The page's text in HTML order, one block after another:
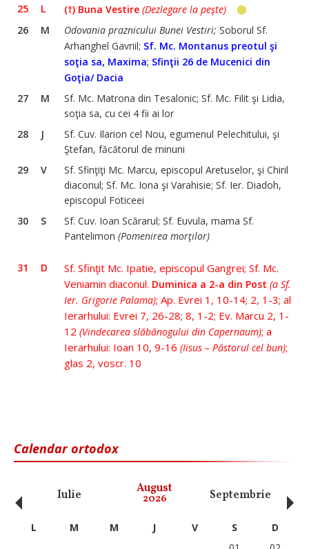
25 L (†) Buna Vestire (Dezlegare la peşte)
26
M Odovania praznicului Bunei Vestiri; Soborul Sf.
Arhanghel Gavriil; Sf. Mc. Montanus preotul şi
soţia sa, Maxima; Sfinţii 26 de Mucenici din
Goţia/ Dacia
27
M
Sf. Mc. Matrona din Tesalonic; Sf. Mc. Filit şi Lidia,
soţia sa, cu cei 4 fii ai lor
28
J
Sf. Cuv. Ilarion cel Nou, egumenul Pelechitului, şi
Ştefan, făcătorul de minuni
29
V
Sf. Sfinţiţi Mc. Marcu, episcopul Aretuselor, şi Chiril
diaconul; Sf. Mc. Iona şi Varahisie; Sf. Ier. Diadoh,
episcopul Foticeei
30
S
Sf. Cuv. Ioan Scărarul; Sf. Euvula, mama Sf.
Pantelimon (Pomenirea morţilor)
31 D
Sf. Sfinţit Mc. Ipatie, episcopul Gangrei; Sf. Mc.
Veniamin diaconul. Duminica a 2-a din Post (a Sf.
Ier. Grigorie Palama); Ap. Evrei 1, 10-14; 2, 1-3; al
Ierarhului: Evrei 7, 26-28; 8, 1-2; Ev. Marcu 2, 1-
12 (Vindecarea slăbănogului din Capernaum); a
Ierarhului: Ioan 10, 9-16 (Iisus – Păstorul cel bun);
glas 2, voscr. 10
Calendar ortodox
Iulie August
2026 Septembrie
‹ L M M J V S
D